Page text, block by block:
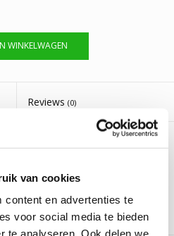
van cookies
content en advertenties te
voor social media te bieden
te analyseren. Ook delen we
WINKELWAGEN
Reviews (0)
Mito, Fiat Grande